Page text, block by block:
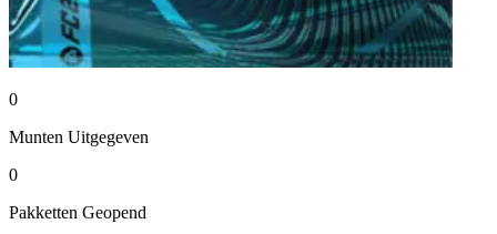
0
Munten Uitgegeven
0
Pakketten Geopend